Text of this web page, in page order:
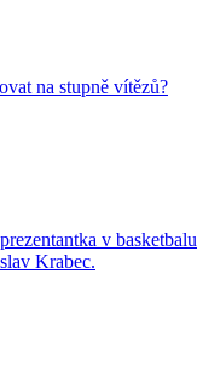
na stupně vítězů?
v basketbalu
Krabec.